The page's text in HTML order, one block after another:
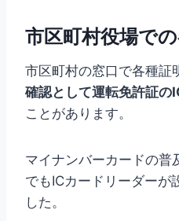
市区町村役場で
市区町村の窓口で各種証
確認として運転免許証の
ことがあります。
マイナンバーカードの普
でもICカードリーダーが
した。